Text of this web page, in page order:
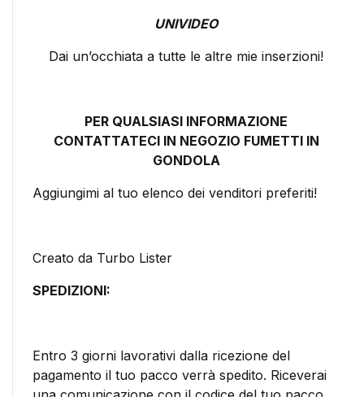
UNIVIDEO
Dai un’occhiata a tutte le altre mie inserzioni!
PER QUALSIASI INFORMAZIONE
CONTATTATECI IN NEGOZIO FUMETTI IN
GONDOLA
Aggiungimi al tuo elenco dei venditori preferiti!
Creato da Turbo Lister
SPEDIZIONI:
Entro 3 giorni lavorativi dalla ricezione del
pagamento il tuo pacco verrà spedito. Riceverai